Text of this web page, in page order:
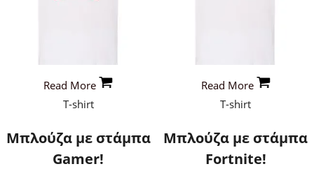
Read More
T-shirt
Μπλούζα με στάμπα
Gamer!
Read More
T-shirt
Μπλούζα με στάμπα
Fortnite!